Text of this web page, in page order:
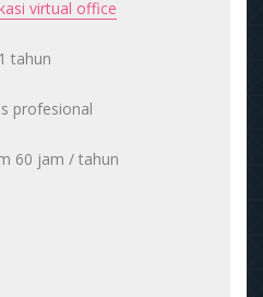
virtual office
tahun
profesional
60 jam / tahun